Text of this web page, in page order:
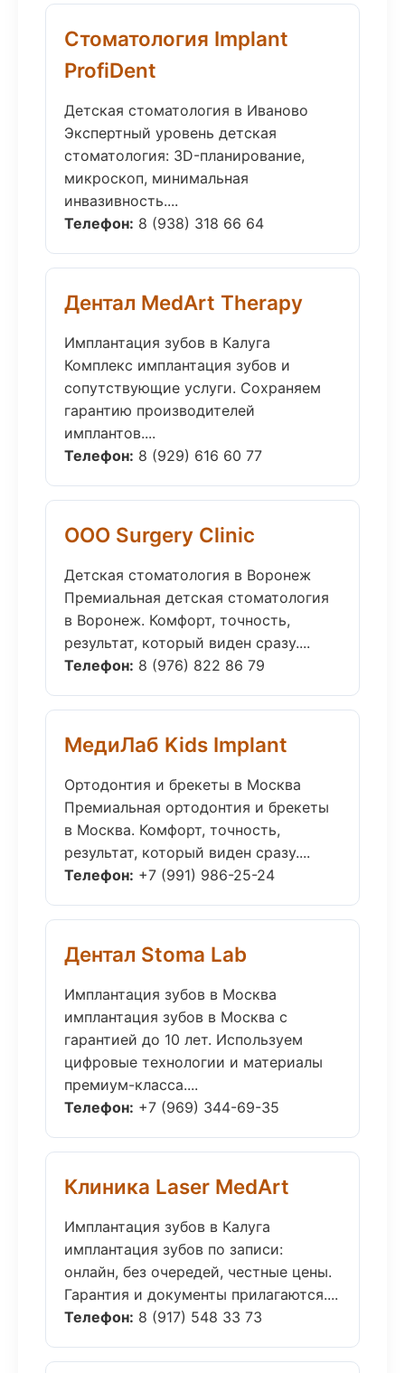
Стоматология Implant
ProfiDent
Детская стоматология в Иваново
Экспертный уровень детская
стоматология: 3D-планирование,
микроскоп, минимальная
инвазивность....
Телефон: 8 (938) 318 66 64
Дентал MedArt Therapy
Имплантация зубов в Калуга
Комплекс имплантация зубов и
сопутствующие услуги. Сохраняем
гарантию производителей
имплантов....
Телефон: 8 (929) 616 60 77
ООО Surgery Clinic
Детская стоматология в Воронеж
Премиальная детская стоматология
в Воронеж. Комфорт, точность,
результат, который виден сразу....
Телефон: 8 (976) 822 86 79
МедиЛаб Kids Implant
Ортодонтия и брекеты в Москва
Премиальная ортодонтия и брекеты
в Москва. Комфорт, точность,
результат, который виден сразу....
Телефон: +7 (991) 986-25-24
Дентал Stoma Lab
Имплантация зубов в Москва
имплантация зубов в Москва с
гарантией до 10 лет. Используем
цифровые технологии и материалы
премиум-класса....
Телефон: +7 (969) 344-69-35
Клиника Laser MedArt
Имплантация зубов в Калуга
имплантация зубов по записи:
онлайн, без очередей, честные цены.
Гарантия и документы прилагаются....
Телефон: 8 (917) 548 33 73